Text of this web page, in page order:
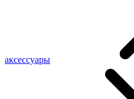
аксессуары